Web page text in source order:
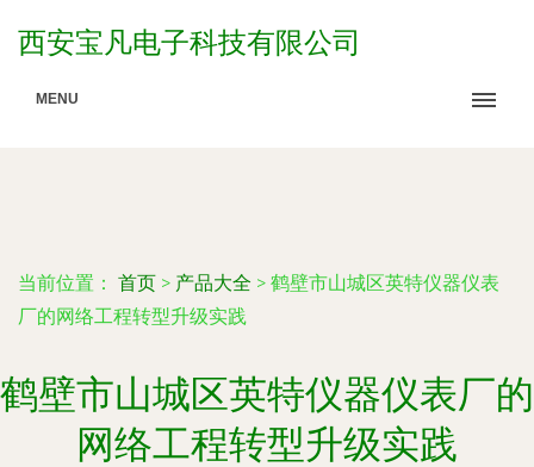
西安宝凡电子科技有限公司
MENU
当前位置： 首页 > 产品大全 > 鹤壁市山城区英特仪器仪表
厂的网络工程转型升级实践
鹤壁市山城区英特仪器仪表厂的
网络工程转型升级实践